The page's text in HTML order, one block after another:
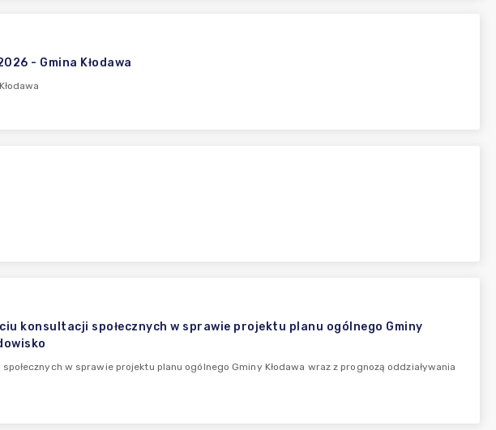
- Gmina Kłodawa
konsultacji społecznych w sprawie projektu planu ogólnego Gminy
społecznych w sprawie projektu planu ogólnego Gminy Kłodawa wraz z prognozą oddziaływania